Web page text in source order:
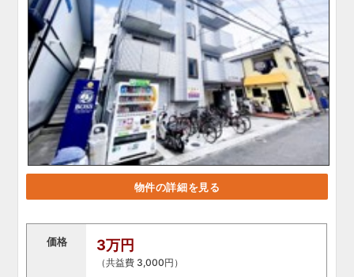
物件の詳細を見る
価格 3万円
（共益費 3,000円）